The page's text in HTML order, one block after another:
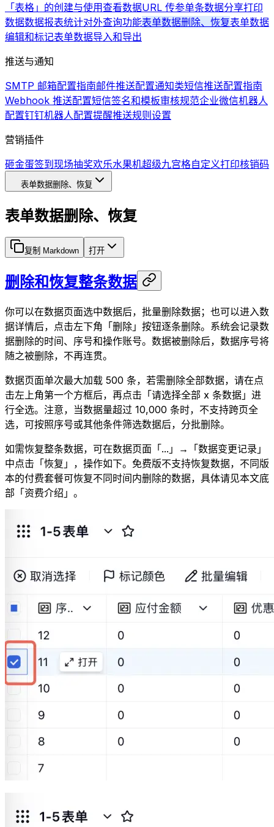
「表格」的创建与使用查看数据URL 传参单条数据分享打印
数据数据报表统计对外查询功能表单数据删除、恢复表单数据
编辑和标记表单数据导入和导出
推送与通知
SMTP 邮箱配置指南邮件推送配置通知类短信推送配置指南
Webhook 推送配置短信签名和模板审核规范企业微信机器人
配置钉钉机器人配置提醒推送规则设置
营销插件
砸金蛋签到现场抽奖欢乐水果机超级九宫格自定义打印核销码
表单数据删除、恢复
表单数据删除、恢复
复制 Markdown 打开
删除和恢复整条数据
你可以在数据页面选中数据后，批量删除数据；也可以进入数
据详情后，点击左下角「删除」按钮逐条删除。系统会记录数
据删除的时间、序号和操作账号。数据被删除后，数据序号将
随之被删除，不再连贯。
数据页面单次最大加载 500 条，若需删除全部数据，请在点
击左上角第一个方框后，再点击「请选择全部 x 条数据」进
行全选。注意，当数据量超过 10,000 条时，不支持跨页全
选，可按照序号或其他条件筛选数据后，分批删除。
如需恢复整条数据，可在数据页面「...」→「数据变更记录」
中点击「恢复」，操作如下。免费版不支持恢复数据，不同版
本的付费套餐可恢复不同时间内删除的数据，具体请见本文底
部「资费介绍」。